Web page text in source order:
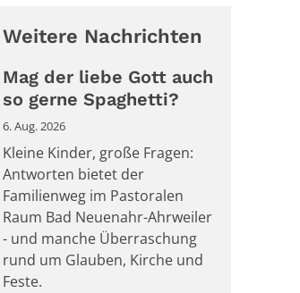
Weitere Nachrichten
Mag der liebe Gott auch
so gerne Spaghetti?
6. Aug. 2026
Kleine Kinder, große Fragen:
Antworten bietet der
Familienweg im Pastoralen
Raum Bad Neuenahr-Ahrweiler
- und manche Überraschung
rund um Glauben, Kirche und
Feste.